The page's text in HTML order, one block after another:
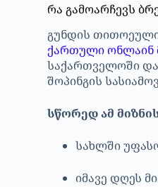
რა გამოარჩევს
გუნდის თითოეული
ქართული ონლაინ
საქართველოში და
შოპინგის
სწორედ ამ
სახლში
იმავე დღეს